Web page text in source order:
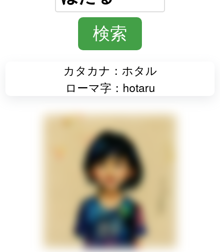
カタカナ：ホタル
ローマ字：hotaru